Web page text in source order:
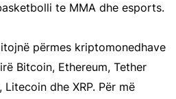
te MMA dhe esports.
përmes kriptomonedhave
Bitcoin, Ethereum, Tether
Litecoin dhe XRP. Për më